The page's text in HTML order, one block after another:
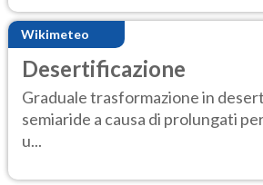
Wikimeteo
Desertificazione
Graduale trasformazione in
semiaride a causa di prolungati
u...